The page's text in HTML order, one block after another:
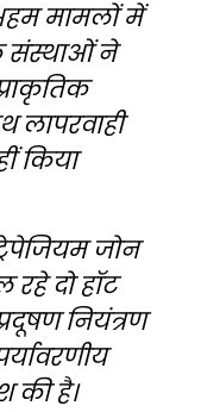
मामलों में
संस्थाओं ने
लापरवाही
किया
जोन
दो हॉट
नियंत्रण
की है।